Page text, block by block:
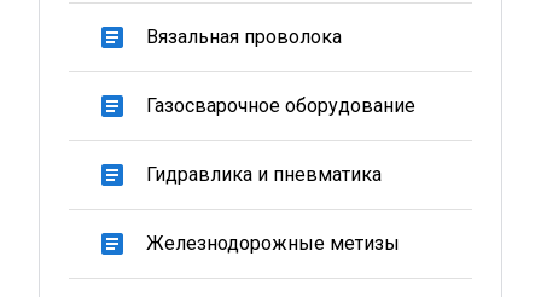
article Вязальная проволока
article Газосварочное оборудование
article Гидравлика и пневматика
article Железнодорожные метизы